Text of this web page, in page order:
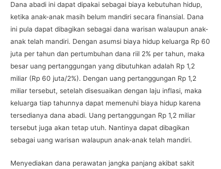
Dana abadi ini dapat dipakai sebagai biaya kebutuhan hidup,
ketika anak-anak masih belum mandiri secara finansial. Dana
ini pula dapat dibagikan sebagai dana warisan walaupun anak-
anak telah mandiri. Dengan asumsi biaya hidup keluarga Rp 60
juta per tahun dan pertumbuhan dana riil 2% per tahun, maka
besar uang pertanggungan yang dibutuhkan adalah Rp 1,2
miliar (Rp 60 juta/2%). Dengan uang pertanggungan Rp 1,2
miliar tersebut, setelah disesuaikan dengan laju inflasi, maka
keluarga tiap tahunnya dapat memenuhi biaya hidup karena
tersedianya dana abadi. Uang pertanggungan Rp 1,2 miliar
tersebut juga akan tetap utuh. Nantinya dapat dibagikan
sebagai uang warisan walaupun anak-anak telah mandiri.
Menyediakan dana perawatan jangka panjang akibat sakit